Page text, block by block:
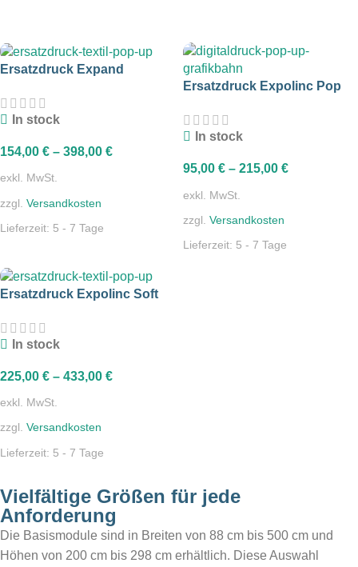
Ersatzdruck Expand
In stock
154,00 € – 398,00 €
exkl. MwSt.
zzgl. Versandkosten
Lieferzeit: 5 - 7 Tage
Ersatzdruck Expolinc Pop
In stock
95,00 € – 215,00 €
exkl. MwSt.
zzgl. Versandkosten
Lieferzeit: 5 - 7 Tage
Ersatzdruck Expolinc Soft
In stock
225,00 € – 433,00 €
exkl. MwSt.
zzgl. Versandkosten
Lieferzeit: 5 - 7 Tage
Vielfältige Größen für jede
Anforderung
Die Basismodule sind in Breiten von 88 cm bis 500 cm und
Höhen von 200 cm bis 298 cm erhältlich. Diese Auswahl